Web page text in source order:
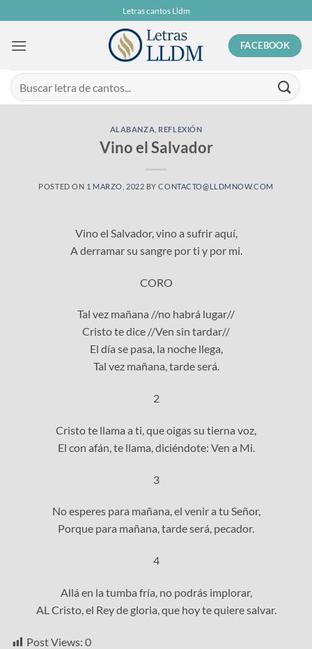
to
content
Letras cantos Lldm
FACEBOOK
ALABANZA REFLEXIÓN
Vino el Salvador
POSTED ON 1 MARZO, 2022 BYCONTACTO@LLDMNOW.COM
Vino el Salvador, vino a sufrir aquí,
A derramar su sangre por ti y por mi.
CORO
Tal vez mañana //no habrá lugar//
Cristo te dice //Ven sin tardar//
El día se pasa, la noche llega,
Tal vez mañana, tarde será.
2
Cristo te llama a ti, que oigas su tierna voz,
El con afán, te llama, diciéndote: Ven a Mi.
3
No esperes para mañana, el venir a tu Señor,
Porque para mañana, tarde será, pecador.
4
Allá en la tumba fría, no podrás implorar,
AL Cristo, el Rey de gloria, que hoy te quiere salvar.
Post Views: 0